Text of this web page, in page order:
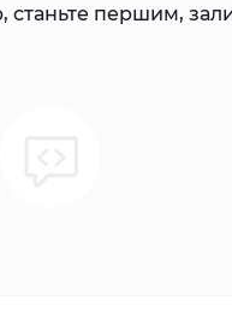
станьте першим,